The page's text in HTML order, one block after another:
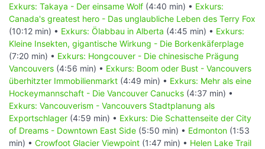
Exkurs: Takaya - Der einsame Wolf (4:40 min) • Exkurs:
Canada's greatest hero - Das unglaubliche Leben des Terry Fox
(10:12 min) • Exkurs: Ölabbau in Alberta (4:45 min) • Exkurs:
Kleine Insekten, gigantische Wirkung - Die Borkenkäferplage
(7:20 min) • Exkurs: Hongcouver - Die chinesische Prägung
Vancouvers (4:56 min) • Exkurs: Boom oder Bust - Vancouvers
überhitzter Immobilienmarkt (4:49 min) • Exkurs: Mehr als eine
Hockeymannschaft - Die Vancouver Canucks (4:37 min) •
Exkurs: Vancouverism - Vancouvers Stadtplanung als
Exportschlager (4:59 min) • Exkurs: Die Schattenseite der City
of Dreams - Downtown East Side (5:50 min) • Edmonton (1:53
min) • Crowfoot Glacier Viewpoint (1:47 min) • Helen Lake Trail